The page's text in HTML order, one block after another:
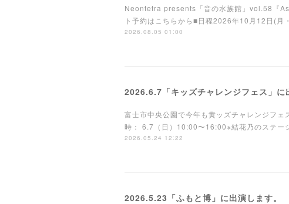
Neontetra presents「音の水族館」vol.58『
ト予約はこちらから■日程2026年10月12日(
2026.08.05 01:00
2026.6.7「キッズチャレンジフェス」に
富士市中央公園で今年も黄ッズチャレンジフ
時： 6.7（日）10:00〜16:00※結花乃のステー
2026.05.24 12:22
2026.5.23「ふもと博」に出演します。